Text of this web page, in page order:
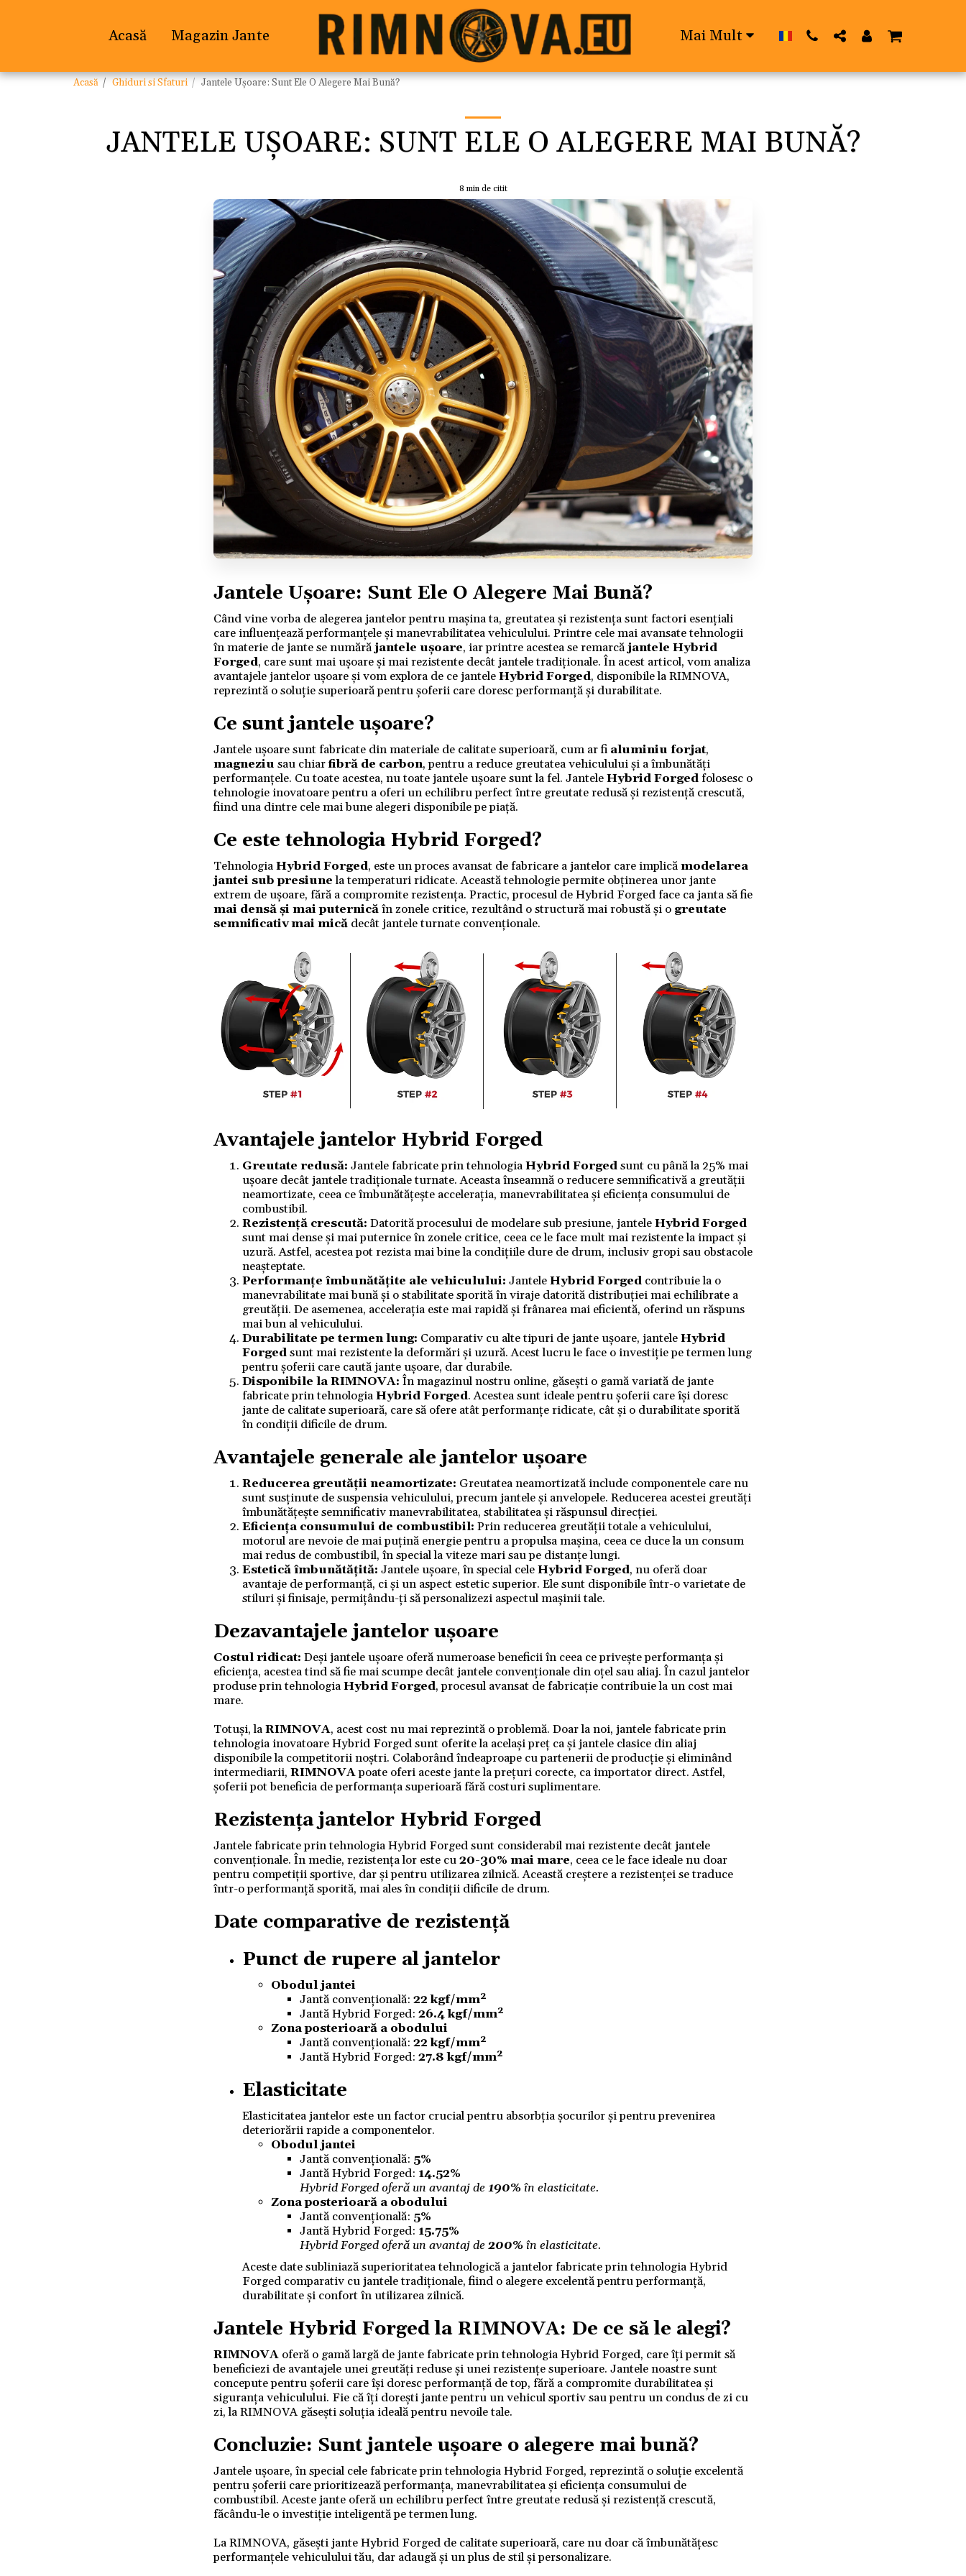
Acasă Magazin Jante Mai Mult
Acasă Ghiduri si Sfaturi Jantele Ușoare: Sunt Ele O Alegere Mai Bună?
JANTELE UȘOARE: SUNT ELE O ALEGERE MAI BUNĂ?
8 min de citit
Jantele Ușoare: Sunt Ele O Alegere Mai Bună?
Când vine vorba de alegerea jantelor pentru mașina ta, greutatea și rezistența sunt factori esențiali
care influențează performanțele și manevrabilitatea vehiculului. Printre cele mai avansate tehnologii
în materie de jante se numărăjantele ușoare, iar printre acestea se remarcăjantele Hybrid
Forged, care sunt mai ușoare și mai rezistente decât jantele tradiționale. În acest articol, vom analiza
avantajele jantelor ușoare și vom explora de ce janteleHybrid Forged, disponibile la RIMNOVA,
reprezintă o soluție superioară pentru șoferii care doresc performanță și durabilitate.
Ce sunt jantele ușoare?
Jantele ușoare sunt fabricate din materiale de calitate superioară, cum ar fi aluminiu forjat,
magneziu sau chiarfibră de carbon, pentru a reduce greutatea vehiculului și a îmbunătăți
performanțele. Cu toate acestea, nu toate jantele ușoare sunt la fel. JanteleHybrid Forged folosesc o
tehnologie inovatoare pentru a oferi un echilibru perfect între greutate redusă și rezistență crescută,
fiind una dintre cele mai bune alegeri disponibile pe piață.
Ce este tehnologia Hybrid Forged?
TehnologiaHybrid Forged, este un proces avansat de fabricare a jantelor care implicămodelarea
jantei sub presiunela temperaturi ridicate. Această tehnologie permite obținerea unor jante
extrem de ușoare, fără a compromite rezistența. Practic, procesul de Hybrid Forged face ca janta să fie
mai densă și mai puternicăîn zonele critice, rezultând o structură mai robustă și o greutate
semnificativ mai mică decât jantele turnate convenționale.
Avantajele jantelor Hybrid Forged
Greutate redusă: Jantele fabricate prin tehnologiaHybrid Forgedsunt cu până la 25% mai
ușoare decât jantele tradiționale turnate. Aceasta înseamnă o reducere semnificativă a greutății
neamortizate, ceea ce îmbunătățește accelerația, manevrabilitatea și eficiența consumului de
combustibil.
Rezistență crescută: Datorită procesului de modelare sub presiune, janteleHybrid Forged
sunt mai dense și mai puternice în zonele critice, ceea ce le face mult mai rezistente la impact și
uzură. Astfel, acestea pot rezista mai bine la condițiile dure de drum, inclusiv gropi sau obstacole
neașteptate.
Performanțe îmbunătățite ale vehiculului: JanteleHybrid Forged contribuie la o
manevrabilitate mai bună și o stabilitate sporită în viraje datorită distribuției mai echilibrate a
greutății. De asemenea, accelerația este mai rapidă și frânarea mai eficientă, oferind un răspuns
mai bun al vehiculului.
Durabilitate pe termen lung: Comparativ cu alte tipuri de jante ușoare, janteleHybrid
Forgedsunt mai rezistente la deformări și uzură. Acest lucru le face o investiție pe termen lung
pentru șoferii care caută jante ușoare, dar durabile.
Disponibile la RIMNOVA: În magazinul nostru online, găsești o gamă variată de jante
fabricate prin tehnologiaHybrid Forged. Acestea sunt ideale pentru șoferii care își doresc
jante de calitate superioară, care să ofere atât performanțe ridicate, cât și o durabilitate sporită
în condiții dificile de drum.
Avantajele generale ale jantelor ușoare
Reducerea greutății neamortizate: Greutatea neamortizată include componentele care nu
sunt susținute de suspensia vehiculului, precum jantele și anvelopele. Reducerea acestei greutăți
îmbunătățește semnificativ manevrabilitatea, stabilitatea și răspunsul direcției.
Eficiența consumului de combustibil: Prin reducerea greutății totale a vehiculului,
motorul are nevoie de mai puțină energie pentru a propulsa mașina, ceea ce duce la un consum
mai redus de combustibil, în special la viteze mari sau pe distanțe lungi.
Estetică îmbunătățită: Jantele ușoare, în special celeHybrid Forged, nu oferă doar
avantaje de performanță, ci și un aspect estetic superior. Ele sunt disponibile într-o varietate de
stiluri și finisaje, permițându-ți să personalizezi aspectul mașinii tale.
Dezavantajele jantelor ușoare
Costul ridicat: Deși jantele ușoare oferă numeroase beneficii în ceea ce privește performanța și
eficiența, acestea tind să fie mai scumpe decât jantele convenționale din oțel sau aliaj. În cazul jantelor
produse prin tehnologiaHybrid Forged, procesul avansat de fabricație contribuie la un cost mai
mare.
Totuși, laRIMNOVA, acest cost nu mai reprezintă o problemă. Doar la noi, jantele fabricate prin
tehnologia inovatoare Hybrid Forged sunt oferite la același preț ca și jantele clasice din aliaj
disponibile la competitorii noștri. Colaborând îndeaproape cu partenerii de producție și eliminând
intermediarii, RIMNOVApoate oferi aceste jante la prețuri corecte, ca importator direct. Astfel,
șoferii pot beneficia de performanța superioară fără costuri suplimentare.
Rezistența jantelor Hybrid Forged
Jantele fabricate prin tehnologia Hybrid Forged sunt considerabil mai rezistente decât jantele
convenționale. În medie, rezistența lor este cu20-30% mai mare, ceea ce le face ideale nu doar
pentru competiții sportive, dar și pentru utilizarea zilnică. Această creștere a rezistenței se traduce
într-o performanță sporită, mai ales în condiții dificile de drum.
Date comparative de rezistență
Punct de rupere al jantelor
Obodul jantei
Jantă convențională: 22 kgf/mm²
Jantă Hybrid Forged: 26.4 kgf/mm²
Zona posterioară a obodului
Jantă convențională: 22 kgf/mm²
Jantă Hybrid Forged: 27.8 kgf/mm²
Elasticitate
Elasticitatea jantelor este un factor crucial pentru absorbția șocurilor și pentru prevenirea
deteriorării rapide a componentelor.
Obodul jantei
Jantă convențională: 5%
Jantă Hybrid Forged: 14.52%
Hybrid Forgedoferă un avantaj de190%în elasticitate.
Zona posterioară a obodului
Jantă convențională: 5%
Jantă Hybrid Forged: 15.75%
Hybrid Forgedoferă un avantaj de200%în elasticitate.
Aceste date subliniază superioritatea tehnologică a jantelor fabricate prin tehnologia Hybrid
Forged comparativ cu jantele tradiționale, fiind o alegere excelentă pentru performanță,
durabilitate și confort în utilizarea zilnică.
Jantele Hybrid Forgedla RIMNOVA: De ce să le alegi?
RIMNOVA oferă o gamă largă de jante fabricate prin tehnologia Hybrid Forged, care îți permit să
beneficiezi de avantajele unei greutăți reduse și unei rezistențe superioare. Jantele noastre sunt
concepute pentru șoferii care își doresc performanță de top, fără a compromite durabilitatea și
siguranța vehiculului. Fie că îți dorești jante pentru un vehicul sportiv sau pentru un condus de zi cu
zi, la RIMNOVA găsești soluția ideală pentru nevoile tale.
Concluzie: Sunt jantele ușoare o alegere mai bună?
Jantele ușoare, în special cele fabricate prin tehnologia Hybrid Forged, reprezintă o soluție excelentă
pentru șoferii care prioritizează performanța, manevrabilitatea și eficiența consumului de
combustibil. Aceste jante oferă un echilibru perfect între greutate redusă și rezistență crescută,
făcându-le o investiție inteligentă pe termen lung.
La RIMNOVA, găsești jante Hybrid Forged de calitate superioară, care nu doar că îmbunătățesc
performanțele vehiculului tău, dar adaugă și un plus de stil și personalizare.